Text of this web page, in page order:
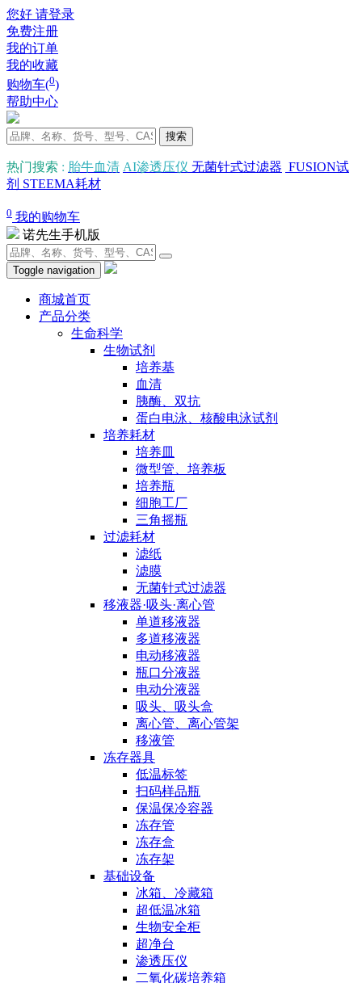
您好 请登录
免费注册
我的订单
我的收藏
购物车(0)
帮助中心
搜索
热门搜索 : 胎牛血清 AI渗透压仪 无菌针式过滤器 FUSION试
剂 STEEMA耗材
0 我的购物车
诺先生手机版
Toggle navigation
商城首页
产品分类
生命科学
生物试剂
培养基
血清
胰酶、双抗
蛋白电泳、核酸电泳试剂
培养耗材
培养皿
微型管、培养板
培养瓶
细胞工厂
三角摇瓶
过滤耗材
滤纸
滤膜
无菌针式过滤器
移液器·吸头·离心管
单道移液器
多道移液器
电动移液器
瓶口分液器
电动分液器
吸头、吸头盒
离心管、离心管架
移液管
冻存器具
低温标签
扫码样品瓶
保温保冷容器
冻存管
冻存盒
冻存架
基础设备
冰箱、冷藏箱
超低温冰箱
生物安全柜
超净台
渗透压仪
二氧化碳培养箱